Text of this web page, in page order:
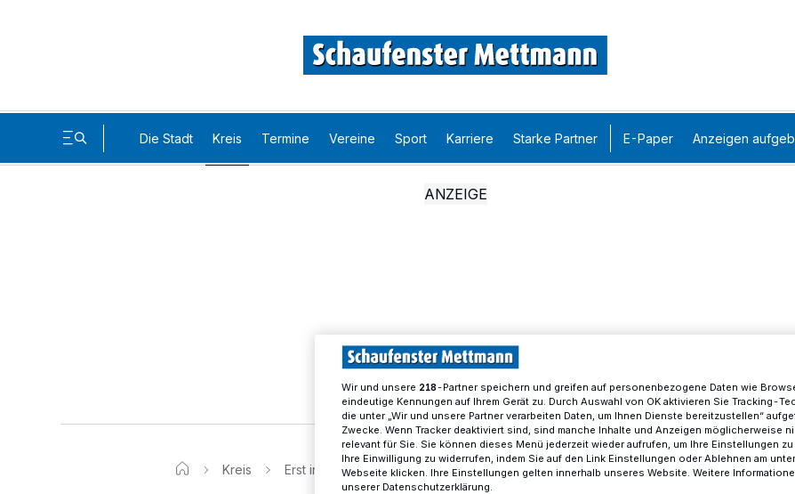
Die Stadt Kreis Termine Vereine Sport Karriere Starke Partner E-Paper Anzeigen
Kreis Erst informieren, dann selbstständig machen
Wir und unsere 218-Partner speichern und greifen auf personenbezogene Daten wie
eindeutige Kennungen auf Ihrem Gerät zu. Durch Auswahl von OK aktivieren Sie Tracking-
die unter „Wir und unsere Partner verarbeiten Daten, um Ihnen Dienste bereitzustellen“
Zwecke. Wenn Tracker deaktiviert sind, sind manche Inhalte und Anzeigen möglicherweise
relevant für Sie. Sie können dieses Menü jederzeit wieder aufrufen, um Ihre Einstellungen
Ihre Einwilligung zu widerrufen, indem Sie auf den Link Einstellungen oder Ablehnen am
Webseite klicken. Ihre Einstellungen gelten innerhalb unseres Website. Weitere
unserer Datenschutzerklärung.